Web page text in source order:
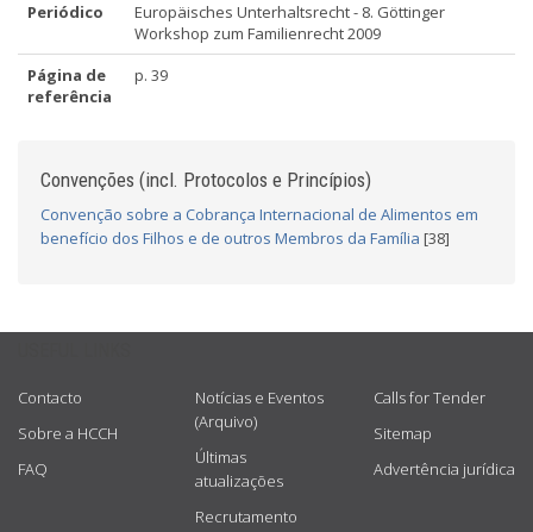
Periódico
Europäisches Unterhaltsrecht - 8. Göttinger
Workshop zum Familienrecht 2009
Página de
referência
p. 39
Convenções (incl. Protocolos e Princípios)
Convenção sobre a Cobrança Internacional de Alimentos em
benefício dos Filhos e de outros Membros da Família [38]
Contacto
Sobre a HCCH
FAQ
Notícias e Eventos
(Arquivo)
Últimas
atualizações
Recrutamento
Calls for Tender
Sitemap
Advertência jurídica